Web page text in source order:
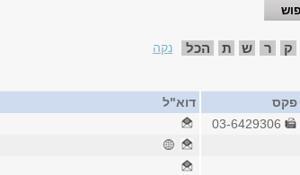
ק ר ש ת הכל
נקה
פקס
דוא"ל